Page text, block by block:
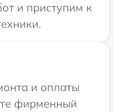
и приступим к
и оплаты
фирменный